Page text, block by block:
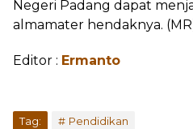
Negeri Padang dapat
almamater hendaknya.
Editor : Ermanto
Tag: Pendidikan